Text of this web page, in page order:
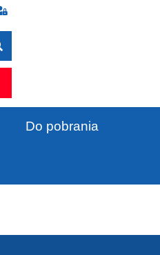
Do pobrania